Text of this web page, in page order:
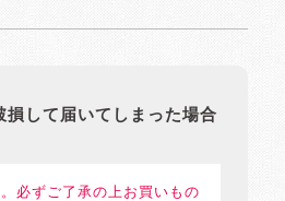
して届いてしまった場合
必ずご了承の上お買いもの